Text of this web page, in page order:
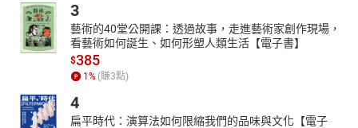
．有哪些保險、補助可以成為及時雨？
．外籍看護能夠提供哪些服務？
◎『你值得被呵護，學會打造喘息空間』
照顧者承擔的不只被照顧者的負面情緒，還有長期照顧的精神壓
力，透過轉念與行善，適時排解情緒，獲得走下去的力量：
．放下執著、學習放鬆，不必事事都自己扛起
3
藝術的40堂公開課：透過故事，走進藝術家創作現場，
看藝術如何誕生、如何形塑人類生活【電子書】
$385
1 % (賺3點)
4
扁平時代：演算法如何限縮我們的品味與文化【電子